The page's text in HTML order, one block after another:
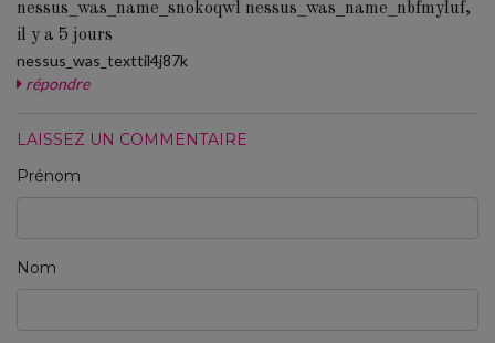
nessus_was_name_snokoqwl nessus_was_name_nbfmyluf,
il y a 5 jours
nessus_was_texttil4j87k
répondre
LAISSEZ UN COMMENTAIRE
Prénom
Nom